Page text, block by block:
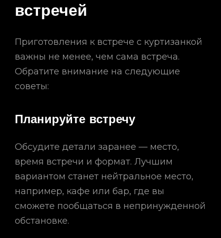
встречей
Приготовления к встрече с куртизанкой
важны не менее, чем сама встреча.
Обратите внимание на следующие
советы:
Планируйте встречу
Обсудите детали заранее — место,
время встречи и формат. Лучшим
вариантом станет нейтральное место,
например, кафе или бар, где вы
сможете пообщаться в непринужденной
обстановке.